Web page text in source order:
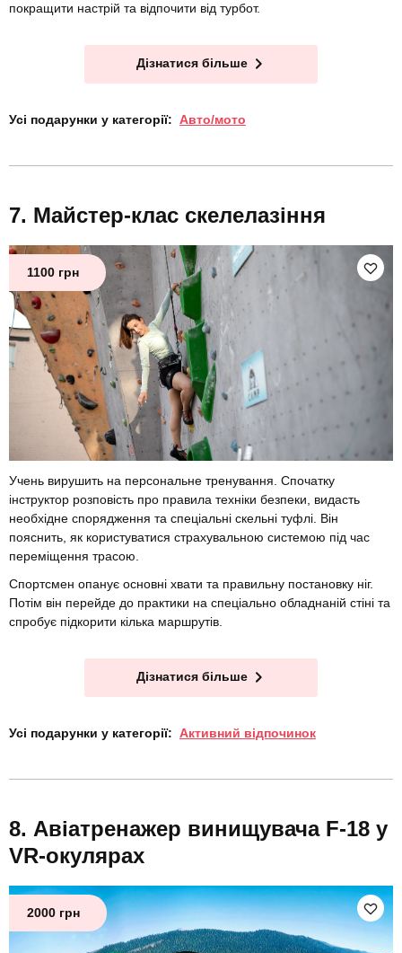
покращити настрій та відпочити від турбот.
Дізнатися більше
Усі подарунки у категорії: Авто/мото
Майстер-клас скелелазіння
1100 грн
Учень вирушить на персональне тренування. Спочатку
інструктор розповість про правила техніки безпеки, видасть
необхідне спорядження та спеціальні скельні туфлі. Він
пояснить, як користуватися страхувальною системою під час
переміщення трасою.
Спортсмен опанує основні хвати та правильну постановку ніг.
Потім він перейде до практики на спеціально обладнаній стіні та
спробує підкорити кілька маршрутів.
Дізнатися більше
Усі подарунки у категорії: Активний відпочинок
Авіатренажер винищувача F-18 у
VR-окулярах
2000 грн